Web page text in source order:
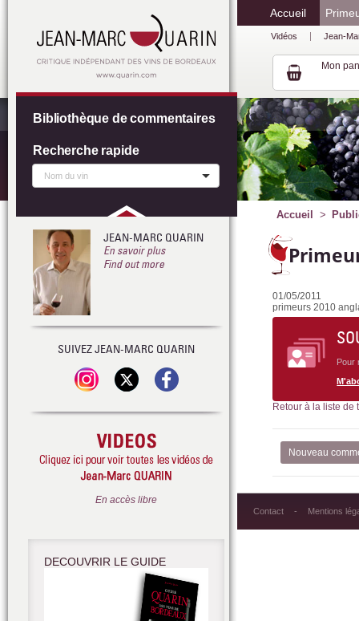
Accueil
Vidéos Jean-
Mon
Accueil
01/05/2011
primeurs 2010
Pour
Retour à la liste de
Nouveau
Contact Mentions
Bibliothèque de commentaires
Recherche rapide
JEAN-MARC QUARIN
En savoir plus
Find out more
SUIVEZ JEAN-MARC QUARIN
En accès libre
DECOUVRIR LE GUIDE